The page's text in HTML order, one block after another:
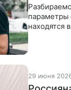
параметры
находятся
29 июня